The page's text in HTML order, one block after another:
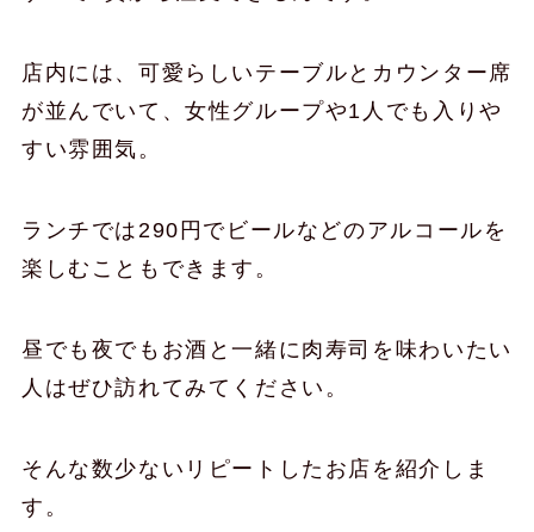
店内には、可愛らしいテーブルとカウンター席
が並んでいて、女性グループや1人でも入りや
すい雰囲気。
ランチでは290円でビールなどのアルコールを
楽しむこともできます。
昼でも夜でもお酒と一緒に肉寿司を味わいたい
人はぜひ訪れてみてください。
そんな数少ないリピートしたお店を紹介しま
す。